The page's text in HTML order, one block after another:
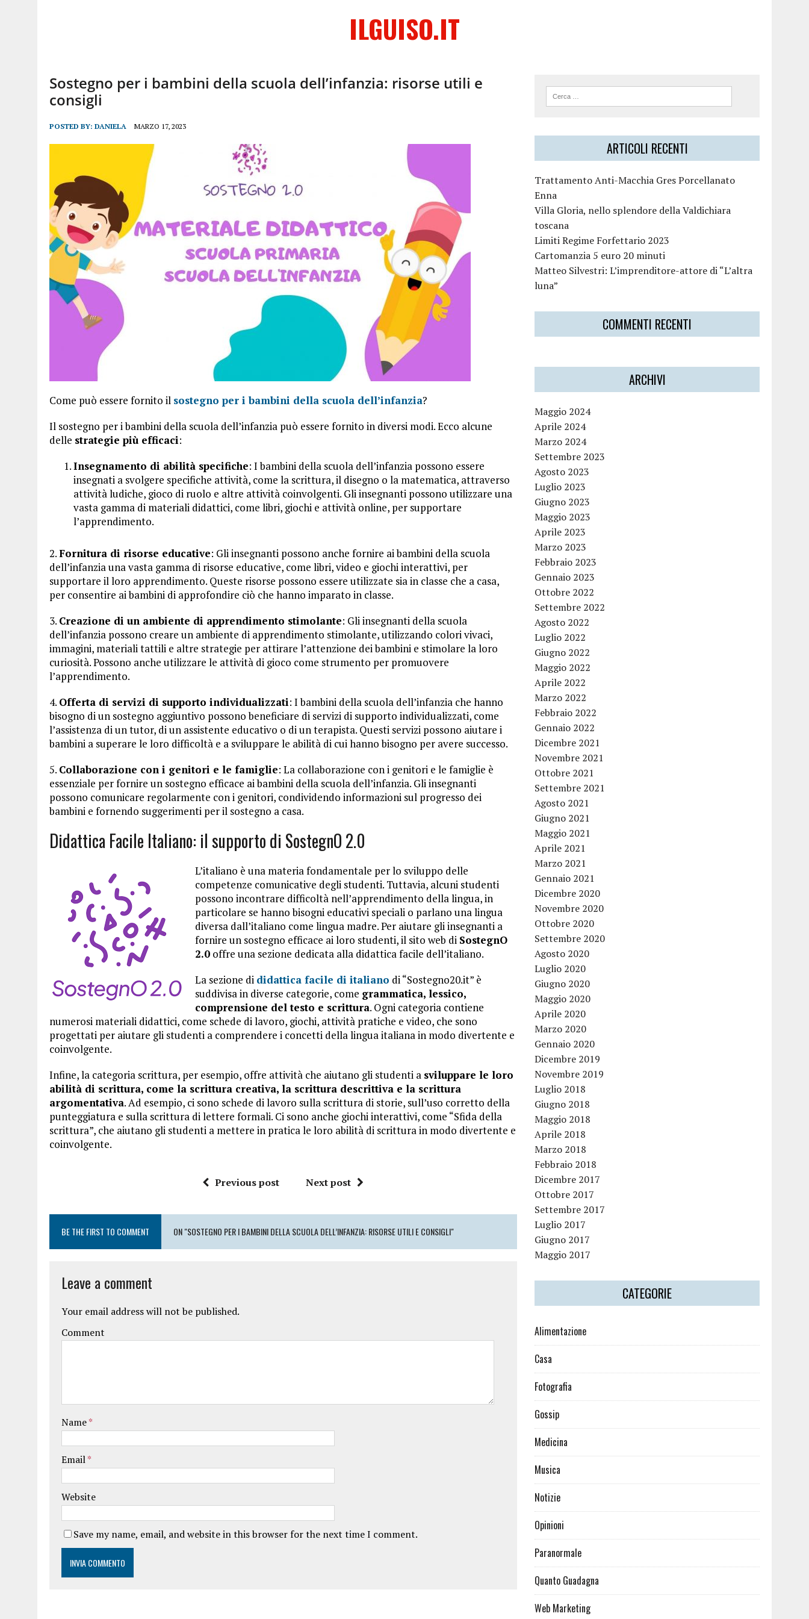
ILGUISO.IT
Sostegno per i bambini della scuola dell’infanzia: risorse utili e
consigli
POSTED BY: DANIELA MARZO 17, 2023
Come può essere fornito il sostegno per i bambini della scuola dell’infanzia?
Il sostegno per i bambini della scuola dell’infanzia può essere fornito in diversi modi. Ecco alcune
delle strategie più efficaci:
Insegnamento di abilità specifiche: I bambini della scuola dell’infanzia possono essere
insegnati a svolgere specifiche attività, come la scrittura, il disegno o la matematica, attraverso
attività ludiche, gioco di ruolo e altre attività coinvolgenti. Gli insegnanti possono utilizzare una
vasta gamma di materiali didattici, come libri, giochi e attività online, per supportare
l’apprendimento.
2.Fornitura di risorse educative: Gli insegnanti possono anche fornire ai bambini della scuola
dell’infanzia una vasta gamma di risorse educative, come libri, video e giochi interattivi, per
supportare il loro apprendimento. Queste risorse possono essere utilizzate sia in classe che a casa,
per consentire ai bambini di approfondire ciò che hanno imparato in classe.
3. Creazione di un ambiente di apprendimento stimolante: Gli insegnanti della scuola
dell’infanzia possono creare un ambiente di apprendimento stimolante, utilizzando colori vivaci,
immagini, materiali tattili e altre strategie per attirare l’attenzione dei bambini e stimolare la loro
curiosità. Possono anche utilizzare le attività di gioco come strumento per promuovere
l’apprendimento.
4. Offerta di servizi di supporto individualizzati: I bambini della scuola dell’infanzia che hanno
bisogno di un sostegno aggiuntivo possono beneficiare di servizi di supporto individualizzati, come
l’assistenza di un tutor, di un assistente educativo o di un terapista. Questi servizi possono aiutare i
bambini a superare le loro difficoltà e a sviluppare le abilità di cui hanno bisogno per avere successo.
5. Collaborazione con i genitori e le famiglie: La collaborazione con i genitori e le famiglie è
essenziale per fornire un sostegno efficace ai bambini della scuola dell’infanzia. Gli insegnanti
possono comunicare regolarmente con i genitori, condividendo informazioni sul progresso dei
bambini e fornendo suggerimenti per il sostegno a casa.
Didattica Facile Italiano: il supporto di SostegnO 2.0
L’italiano è una materia fondamentale per lo sviluppo delle
competenze comunicative degli studenti. Tuttavia, alcuni studenti
possono incontrare difficoltà nell’apprendimento della lingua, in
particolare se hanno bisogni educativi speciali o parlano una lingua
diversa dall’italiano come lingua madre. Per aiutare gli insegnanti a
fornire un sostegno efficace ai loro studenti, il sito web di SostegnO
2.0 offre una sezione dedicata alla didattica facile dell’italiano.
La sezione di didattica facile di italiano di “Sostegno20.it” è
suddivisa in diverse categorie, come grammatica, lessico,
comprensione del testo e scrittura. Ogni categoria contiene
numerosi materiali didattici, come schede di lavoro, giochi, attività pratiche e video, che sono
progettati per aiutare gli studenti a comprendere i concetti della lingua italiana in modo divertente e
coinvolgente.
Infine, la categoria scrittura, per esempio, offre attività che aiutano gli studenti a sviluppare le loro
abilità di scrittura, come la scrittura creativa, la scrittura descrittiva e la scrittura
argomentativa. Ad esempio, ci sono schede di lavoro sulla scrittura di storie, sull’uso corretto della
punteggiatura e sulla scrittura di lettere formali. Ci sono anche giochi interattivi, come “Sfida della
scrittura”, che aiutano gli studenti a mettere in pratica le loro abilità di scrittura in modo divertente e
coinvolgente.
Previous post Next post
BE THE FIRST TO COMMENT ON "SOSTEGNO PER I BAMBINI DELLA SCUOLA DELL’INFANZIA: RISORSE UTILI E CONSIGLI"
Leave a comment
Your email address will not be published.
Comment
Name*
Email*
Website
Save my name, email, and website in this browser for the next time I comment.
ARTICOLI RECENTI
Trattamento Anti-Macchia Gres Porcellanato
Enna
Villa Gloria, nello splendore della Valdichiara
toscana
Limiti Regime Forfettario 2023
Cartomanzia 5 euro 20 minuti
Matteo Silvestri: L’imprenditore-attore di “L’altra
luna”
COMMENTI RECENTI
ARCHIVI
Maggio 2024
Aprile 2024
Marzo 2024
Settembre 2023
Agosto 2023
Luglio 2023
Giugno 2023
Maggio 2023
Aprile 2023
Marzo 2023
Febbraio 2023
Gennaio 2023
Ottobre 2022
Settembre 2022
Agosto 2022
Luglio 2022
Giugno 2022
Maggio 2022
Aprile 2022
Marzo 2022
Febbraio 2022
Gennaio 2022
Dicembre 2021
Novembre 2021
Ottobre 2021
Settembre 2021
Agosto 2021
Giugno 2021
Maggio 2021
Aprile 2021
Marzo 2021
Gennaio 2021
Dicembre 2020
Novembre 2020
Ottobre 2020
Settembre 2020
Agosto 2020
Luglio 2020
Giugno 2020
Maggio 2020
Aprile 2020
Marzo 2020
Gennaio 2020
Dicembre 2019
Novembre 2019
Luglio 2018
Giugno 2018
Maggio 2018
Aprile 2018
Marzo 2018
Febbraio 2018
Dicembre 2017
Ottobre 2017
Settembre 2017
Luglio 2017
Giugno 2017
Maggio 2017
CATEGORIE
Alimentazione
Casa
Fotografia
Gossip
Medicina
Musica
Notizie
Opinioni
Paranormale
Quanto Guadagna
Web Marketing